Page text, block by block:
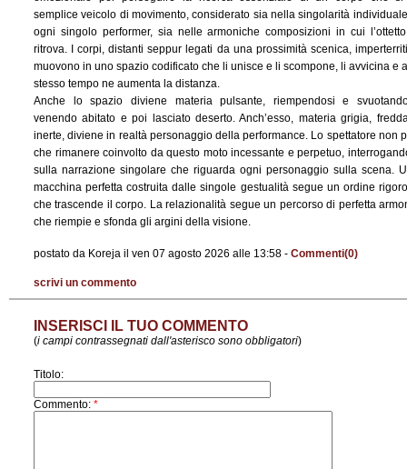
semplice veicolo di movimento, considerato sia nella singolarità
ogni singolo performer, sia nelle armoniche composizioni in cui
ritrova. I corpi, distanti seppur legati da una prossimità scenica,
muovono in uno spazio codificato che li unisce e li scompone, li avvicina e
stesso tempo ne aumenta la distanza.
Anche lo spazio diviene materia pulsante, riempendosi e
venendo abitato e poi lasciato deserto. Anch’esso, materia grigia,
inerte, diviene in realtà personaggio della performance. Lo spettatore non
che rimanere coinvolto da questo moto incessante e perpetuo,
sulla narrazione singolare che riguarda ogni personaggio sulla scena.
macchina perfetta costruita dalle singole gestualità segue un ordine
che trascende il corpo. La relazionalità segue un percorso di perfetta
che riempie e sfonda gli argini della visione.
postato da Koreja il ven 07 agosto 2026 alle 13:58 - Commenti(0)
scrivi un commento
INSERISCI IL TUO COMMENTO
(i campi contrassegnati dall'asterisco sono obbligatori)
Titolo:
Commento: *